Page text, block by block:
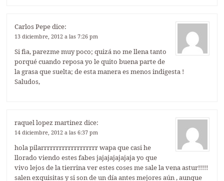
Carlos Pepedice:
13 diciembre, 2012 a las 7:26 pm
Si fia, parezme muy poco; quizá no me llena tanto
porqué cuando reposa yo le quito buena parte de
la grasa que suelta; de esta manera es menos indigesta !
Saludos,
raquel lopez martinez dice:
14 diciembre, 2012 a las 6:37 pm
hola pilarrrrrrrrrrrrrrrrrrr wapa que casi he
llorado viendo estes fabes jajajajajajaja yo que
vivo lejos de la tierrina ver estes coses me sale la vena astur!!!!!
salen exquisitas y si son de un día antes mejores aún , aunque